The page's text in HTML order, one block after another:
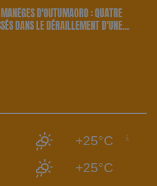
D'OUTUMAORO : QUATRE
DANS LE DÉRAILLEMENT D'UNE
+25°C
+25°C